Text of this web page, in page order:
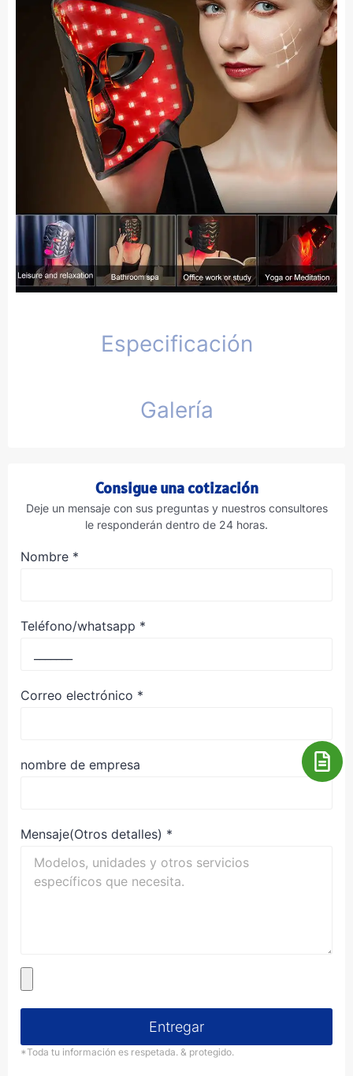
Especificación
Galería
Consigue una cotización
Deje un mensaje con sus preguntas y nuestros consultores
le responderán dentro de 24 horas.
Nombre *
Teléfono/whatsapp *
Correo electrónico *
nombre de empresa
Mensaje(Otros detalles) *
Entregar
*Toda tu información es respetada. & protegido.